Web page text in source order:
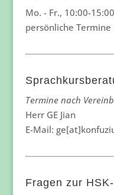
Mo. - Fr., 10:00-
persönliche
Termine nach
Herr GE Jian
E-Mail:
Fragen zur